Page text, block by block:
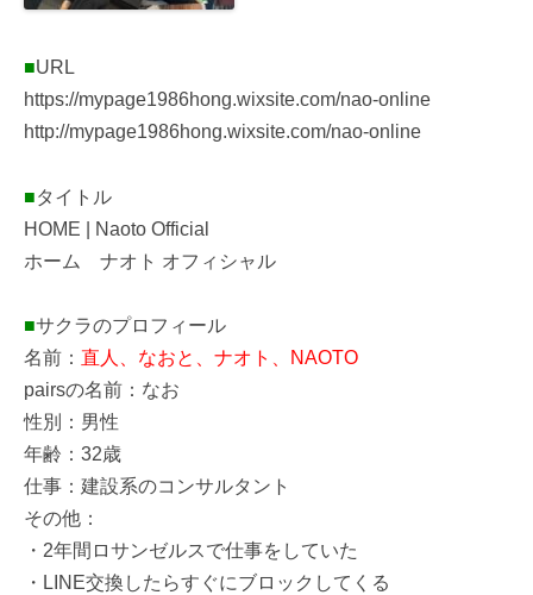
■URL
https://mypage1986hong.wixsite.com/nao-online
http://mypage1986hong.wixsite.com/nao-online
■タイトル
HOME | Naoto Official
ホーム ナオト オフィシャル
■サクラのプロフィール
名前： 直人、なおと、ナオト、NAOTO
pairsの名前：なお
性別：男性
年齢：32歳
仕事：建設系のコンサルタント
その他：
・2年間ロサンゼルスで仕事をしていた
・LINE交換したらすぐにブロックしてくる